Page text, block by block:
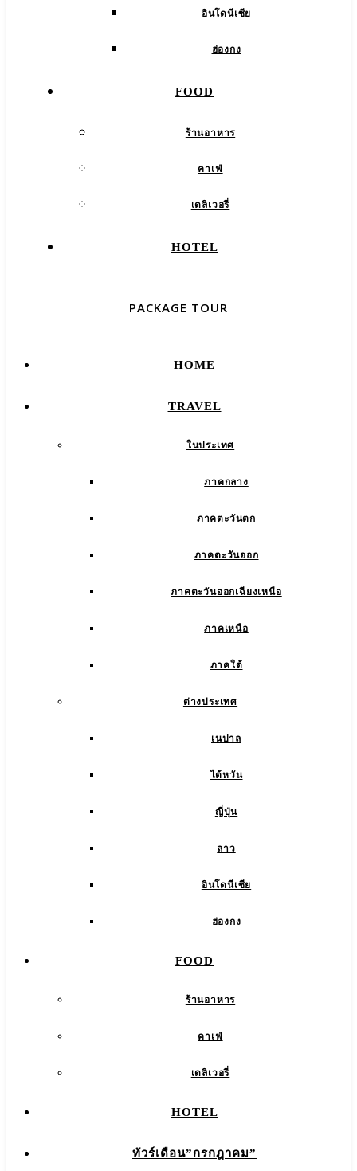
อินโดนีเซีย
ฮ่องกง
FOOD
ร้านอาหาร
คาเฟ่
เดลิเวอรี่
HOTEL
PACKAGE TOUR
HOME
TRAVEL
ในประเทศ
ภาคกลาง
ภาคตะวันตก
ภาคตะวันออก
ภาคตะวันออกเฉียงเหนือ
ภาคเหนือ
ภาคใต้
ต่างประเทศ
เนปาล
ไต้หวัน
ญี่ปุ่น
ลาว
อินโดนีเซีย
ฮ่องกง
FOOD
ร้านอาหาร
คาเฟ่
เดลิเวอรี่
HOTEL
ทัวร์เดือน”กรกฎาคม”